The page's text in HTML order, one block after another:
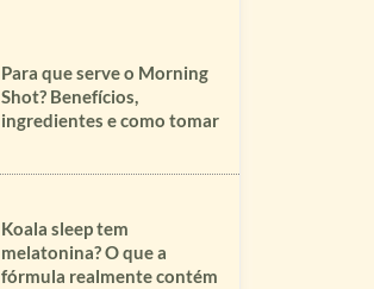
Para que serve o Morning
Shot? Benefícios,
ingredientes e como tomar
Koala sleep tem
melatonina? O que a
fórmula realmente contém